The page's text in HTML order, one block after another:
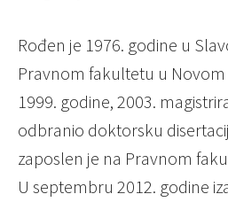
Rođen je 1976. godine u
Pravnom fakultetu u
1999. godine, 2003.
odbranio doktorsku
zaposlen je na Pravnom
U septembru 2012. godine